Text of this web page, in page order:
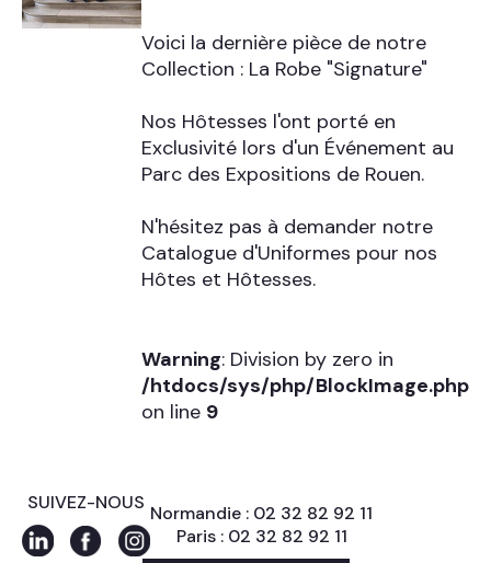
Voici la dernière pièce de notre
Collection : La Robe "Signature"
Nos Hôtesses l'ont porté en
Exclusivité lors d'un Événement au
Parc des Expositions de Rouen.
N'hésitez pas à demander notre
Catalogue d'Uniformes pour nos
Hôtes et Hôtesses.
Warning: Division by zero in
/htdocs/sys/php/BlockImage.php
on line 9
SUIVEZ-NOUS Normandie : 02 32 82 92 11
Paris : 02 32 82 92 11